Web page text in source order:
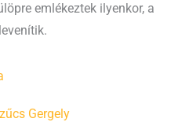
emlékeztek ilyenkor, a
Gergely